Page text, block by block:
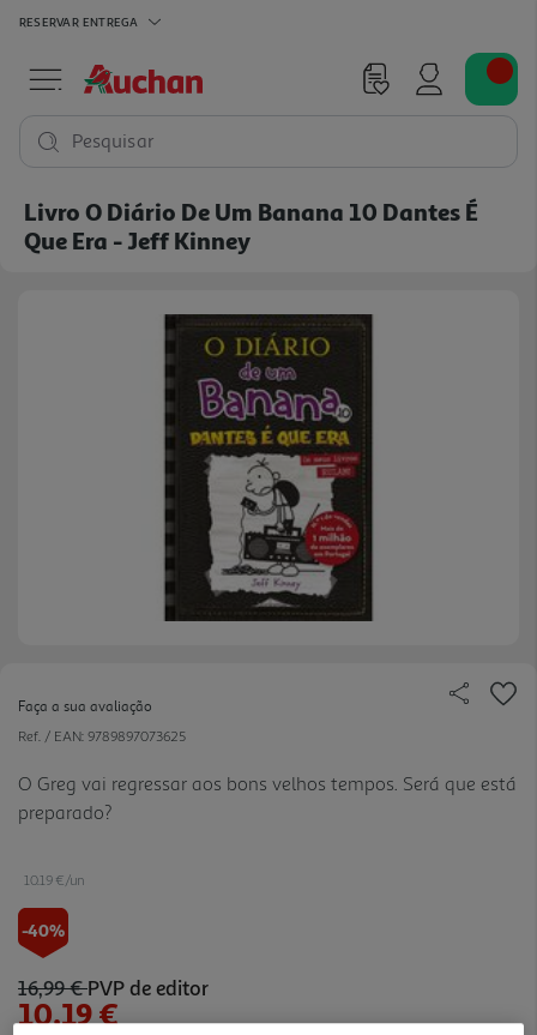
RESERVAR ENTREGA
Pesquisar
Livro O Diário De Um Banana 10 Dantes É
Que Era - Jeff Kinney
Faça a sua avaliação
Ref. / EAN: 9789897073625
O Greg vai regressar aos bons velhos tempos. Será que está
preparado?
10.19 €/un
-40%
16,99 €PVP de editor
10,19 €